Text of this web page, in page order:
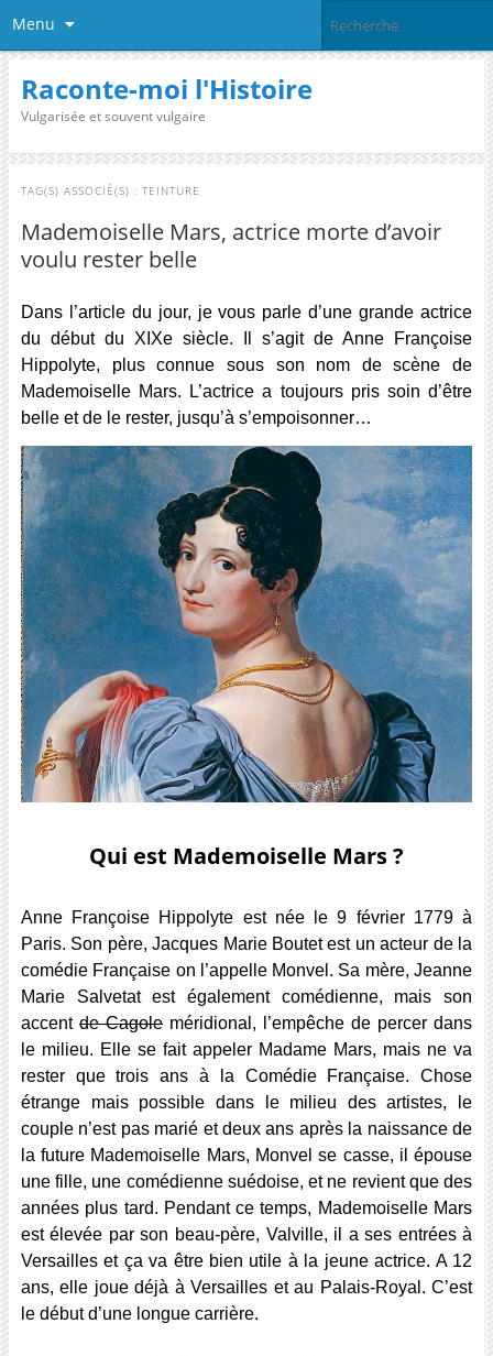
Menu
Raconte-moi l'Histoire
Vulgarisée et souvent vulgaire
TAG(S) ASSOCIÉ(S) : TEINTURE
Mademoiselle Mars, actrice morte d’avoir
voulu rester belle
Dans l’article du jour, je vous parle d’une grande actrice
du début du XIXe siècle. Il s’agit de Anne Françoise
Hippolyte, plus connue sous son nom de scène de
Mademoiselle Mars. L’actrice a toujours pris soin d’être
belle et de le rester, jusqu’à s’empoisonner…
Qui est Mademoiselle Mars ?
Anne Françoise Hippolyte est née le 9 février 1779 à
Paris. Son père, Jacques Marie Boutet est un acteur de la
comédie Française on l’appelle Monvel. Sa mère, Jeanne
Marie Salvetat est également comédienne, mais son
accent de Cagole méridional, l’empêche de percer dans
le milieu. Elle se fait appeler Madame Mars, mais ne va
rester que trois ans à la Comédie Française. Chose
étrange mais possible dans le milieu des artistes, le
couple n’est pas marié et deux ans après la naissance de
la future Mademoiselle Mars, Monvel se casse, il épouse
une fille, une comédienne suédoise, et ne revient que des
années plus tard. Pendant ce temps, Mademoiselle Mars
est élevée par son beau-père, Valville, il a ses entrées à
Versailles et ça va être bien utile à la jeune actrice. A 12
ans, elle joue déjà à Versailles et au Palais-Royal. C’est
le début d’une longue carrière.